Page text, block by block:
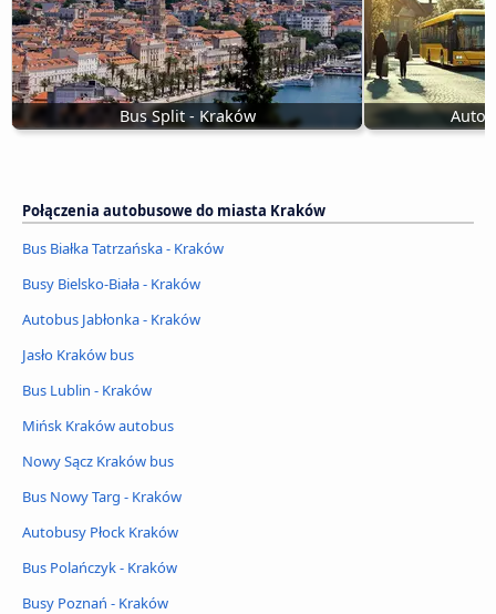
Bus Split - Kraków
Połączenia autobusowe do miasta Kraków
Bus Białka Tatrzańska - Kraków
Busy Bielsko-Biała - Kraków
Autobus Jabłonka - Kraków
Jasło Kraków bus
Bus Lublin - Kraków
Mińsk Kraków autobus
Nowy Sącz Kraków bus
Bus Nowy Targ - Kraków
Autobusy Płock Kraków
Bus Polańczyk - Kraków
Busy Poznań - Kraków